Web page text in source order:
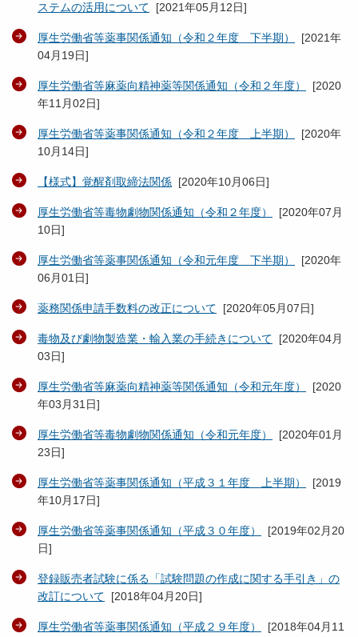
ステムの活用について [2021年05月12日]
厚生労働省等薬事関係通知（令和２年度 下半期） [2021年
04月19日]
厚生労働省等麻薬向精神薬等関係通知（令和２年度） [2020
年11月02日]
厚生労働省等薬事関係通知（令和２年度 上半期） [2020年
10月14日]
【様式】覚醒剤取締法関係 [2020年10月06日]
厚生労働省等毒物劇物関係通知（令和２年度） [2020年07月
10日]
厚生労働省等薬事関係通知（令和元年度 下半期） [2020年
06月01日]
薬務関係申請手数料の改正について [2020年05月07日]
毒物及び劇物製造業・輸入業の手続きについて [2020年04月
03日]
厚生労働省等麻薬向精神薬等関係通知（令和元年度） [2020
年03月31日]
厚生労働省等毒物劇物関係通知（令和元年度） [2020年01月
23日]
厚生労働省等薬事関係通知（平成３１年度 上半期） [2019
年10月17日]
厚生労働省等薬事関係通知（平成３０年度） [2019年02月20
日]
登録販売者試験に係る「試験問題の作成に関する手引き」の
改訂について [2018年04月20日]
厚生労働省等薬事関係通知（平成２９年度） [2018年04月11